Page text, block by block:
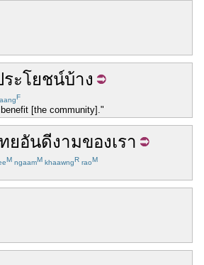
ะโยชน์บ้าง
F
[the community]."
ยอันดีงามของเรา
M ngaamM khaawngR raoM